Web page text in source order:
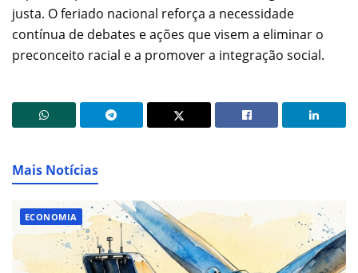
justa. O feriado nacional reforça a necessidade
contínua de debates e ações que visem a eliminar o
preconceito racial e a promover a integração social.
Mais Notícias
ECONOMIA